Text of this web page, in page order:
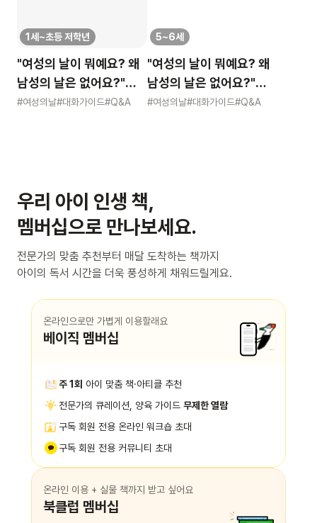
1세~초등 저학년
"여성의 날이 뭐예요? 왜
남성의 날은 없어요?"
묻는 어린이에게 이렇게
#여성의날#대화가이드#Q&A
5~6세
"여성의 날이 뭐예요? 왜
남성의 날은 없어요?"
묻는 어린이에게 이렇게
#여성의날#대화가이드#Q&A
우리 아이 인생 책,
멤버십으로 만나보세요.
전문가의 맞춤 추천부터 매달 도착하는 책까지
아이의 독서 시간을 더욱 풍성하게 채워드릴게요.
온라인으로만 가볍게 이용할래요
베이직 멤버십
주 1회 아이 맞춤 책·아티클 추천
전문가의 큐레이션, 양육 가이드 무제한 열람
구독 회원 전용 온라인 워크숍 초대
구독 회원 전용 커뮤니티 초대
온라인 이용 + 실물 책까지 받고 싶어요
북클럽 멤버십